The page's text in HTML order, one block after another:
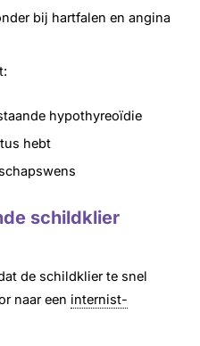
bij hartfalen en angina
hypothyreoïdie
hebt
schildklier
de schildklier te snel
naar een internist-